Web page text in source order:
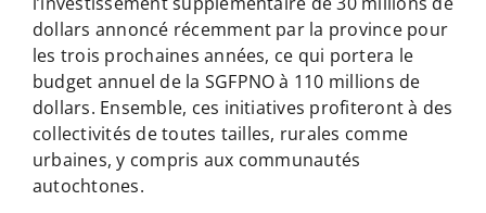
dollars annoncé récemment par la province pour
les trois prochaines années, ce qui portera le
budget annuel de la SGFPNO à 110 millions de
dollars. Ensemble, ces initiatives profiteront à des
collectivités de toutes tailles, rurales comme
urbaines, y compris aux communautés
autochtones.